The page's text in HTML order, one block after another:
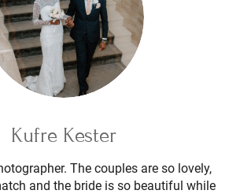
Kufre Kester
The couples are so lovely,
and the bride is so beautiful while